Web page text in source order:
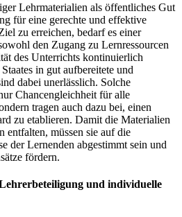
Lehrmaterialien als öffentliches Gut
für eine gerechte und effektive
zu erreichen, bedarf es einer
den Zugang zu Lernressourcen
des Unterrichts kontinuierlich
in gut aufbereitete und
dabei unerlässlich. Solche
Chancengleichheit für alle
tragen auch dazu bei, einen
zu etablieren. Damit die Materialien
entfalten, müssen sie auf die
der Lernenden abgestimmt sein und
fördern.
und individuelle